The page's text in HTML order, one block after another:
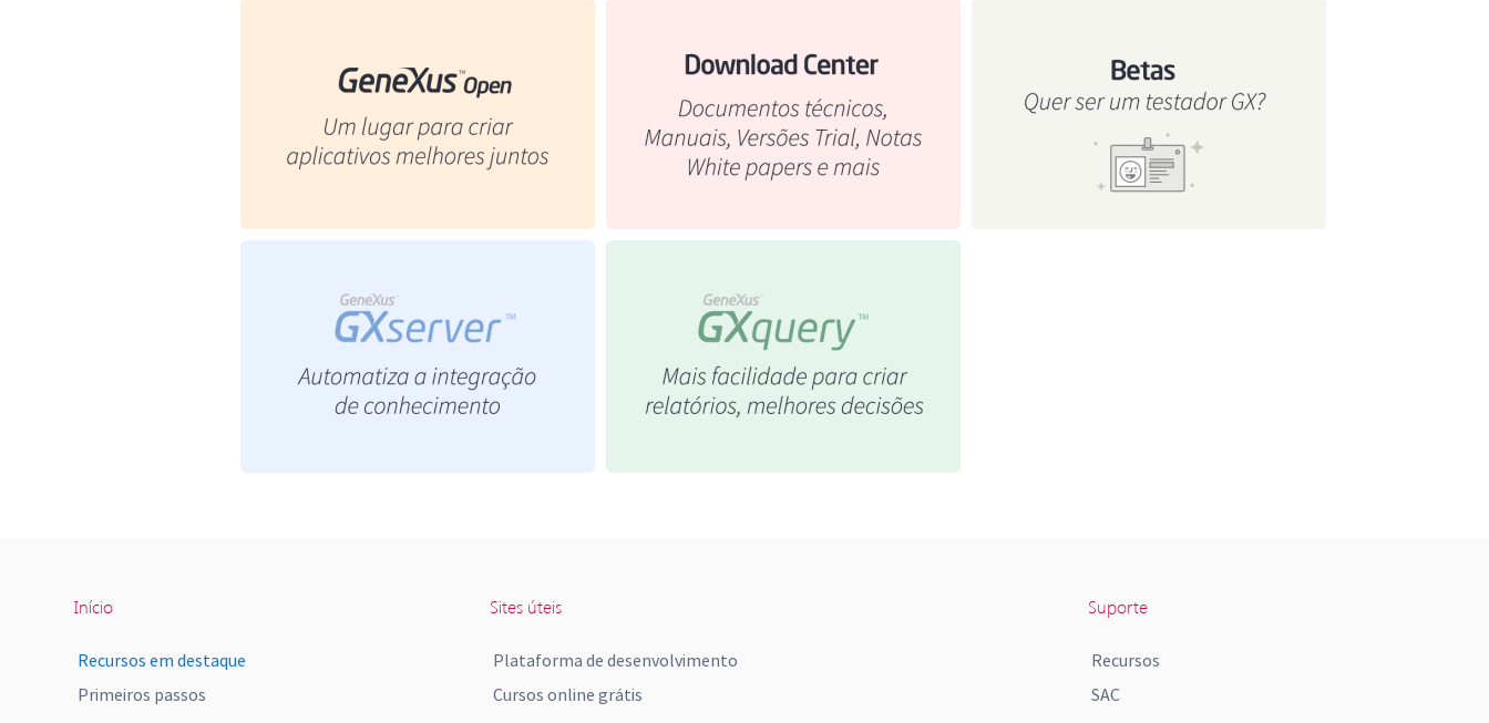
Início
Recursos em destaque
Primeiros passos
Sites úteis
Plataforma de desenvolvimento
Cursos online grátis
Suporte
Recursos
SAC